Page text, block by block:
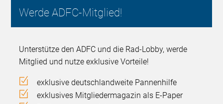
Werde ADFC-Mitglied!
Unterstütze den ADFC und die Rad-Lobby, werde
Mitglied und nutze exklusive Vorteile!
exklusive deutschlandweite Pannenhilfe
exklusives Mitgliedermagazin als E-Paper